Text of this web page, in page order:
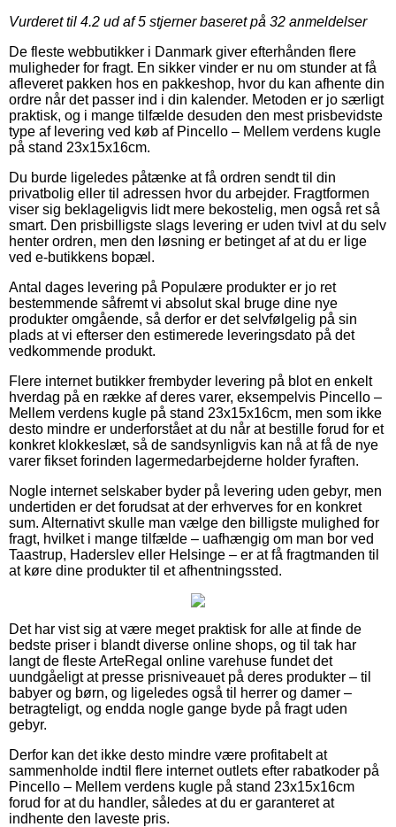
Vurderet til 4.2 ud af 5 stjerner baseret på 32 anmeldelser
De fleste webbutikker i Danmark giver efterhånden flere
muligheder for fragt. En sikker vinder er nu om stunder at få
afleveret pakken hos en pakkeshop, hvor du kan afhente din
ordre når det passer ind i din kalender. Metoden er jo særligt
praktisk, og i mange tilfælde desuden den mest prisbevidste
type af levering ved køb af Pincello – Mellem verdens kugle
på stand 23x15x16cm.
Du burde ligeledes påtænke at få ordren sendt til din
privatbolig eller til adressen hvor du arbejder. Fragtformen
viser sig beklageligvis lidt mere bekostelig, men også ret så
smart. Den prisbilligste slags levering er uden tvivl at du selv
henter ordren, men den løsning er betinget af at du er lige
ved e-butikkens bopæl.
Antal dages levering på Populære produkter er jo ret
bestemmende såfremt vi absolut skal bruge dine nye
produkter omgående, så derfor er det selvfølgelig på sin
plads at vi efterser den estimerede leveringsdato på det
vedkommende produkt.
Flere internet butikker frembyder levering på blot en enkelt
hverdag på en række af deres varer, eksempelvis Pincello –
Mellem verdens kugle på stand 23x15x16cm, men som ikke
desto mindre er underforstået at du når at bestille forud for et
konkret klokkeslæt, så de sandsynligvis kan nå at få de nye
varer fikset forinden lagermedarbejderne holder fyraften.
Nogle internet selskaber byder på levering uden gebyr, men
undertiden er det forudsat at der erhverves for en konkret
sum. Alternativt skulle man vælge den billigste mulighed for
fragt, hvilket i mange tilfælde – uafhængig om man bor ved
Taastrup, Haderslev eller Helsinge – er at få fragtmanden til
at køre dine produkter til et afhentningssted.
Det har vist sig at være meget praktisk for alle at finde de
bedste priser i blandt diverse online shops, og til tak har
langt de fleste ArteRegal online varehuse fundet det
uundgåeligt at presse prisniveauet på deres produkter – til
babyer og børn, og ligeledes også til herrer og damer –
betragteligt, og endda nogle gange byde på fragt uden
gebyr.
Derfor kan det ikke desto mindre være profitabelt at
sammenholde indtil flere internet outlets efter rabatkoder på
Pincello – Mellem verdens kugle på stand 23x15x16cm
forud for at du handler, således at du er garanteret at
indhente den laveste pris.